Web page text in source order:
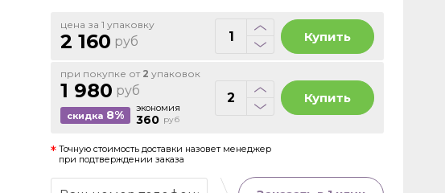
цена за 1 упаковку
2 160 руб Купить
при покупке от 2 упаковок
1 980 руб
скидка 8% экономия
360 руб
Купить
Точную стоимость доставки назовет менеджер
при подтверждении заказа